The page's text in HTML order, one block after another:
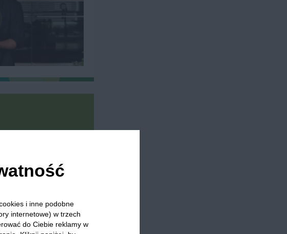
i inne podobne
internetowe) w trzech
do Ciebie reklamy w